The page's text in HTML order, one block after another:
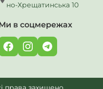
но-Хрещатинська 10
в соцмережах